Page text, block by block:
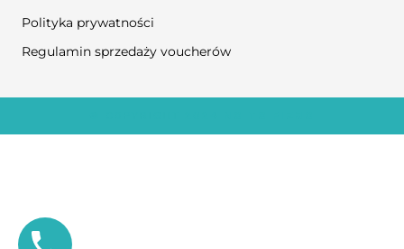
Polityka prywatności
Regulamin sprzedaży voucherów